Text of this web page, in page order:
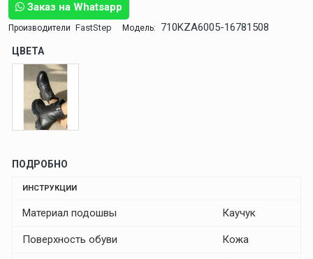
Заказ на Whatsapp
Производители FastStep Модель: 710KZA6005-16781508
ЦВЕТА
ПОДРОБНО
ИНСТРУКЦИИ
Материал подошвы Каучук
Поверхность обуви Кожа